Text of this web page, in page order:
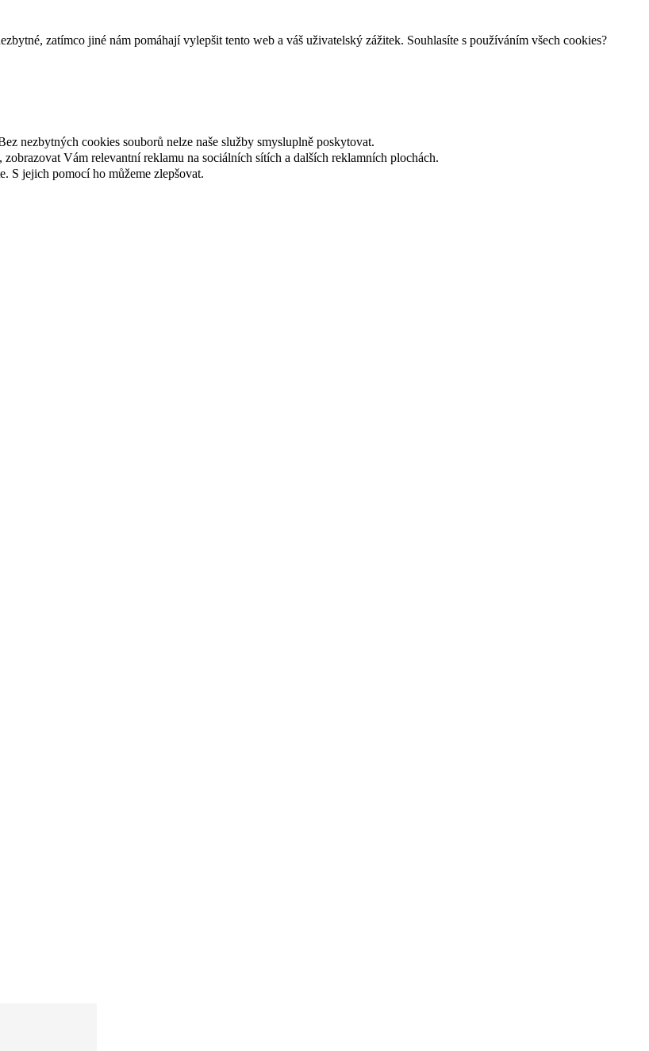
zatímco jiné nám pomáhají vylepšit tento web a váš uživatelský zážitek. Souhlasíte s používáním všech cookies?
nezbytných cookies souborů nelze naše služby smysluplně poskytovat.
Vám relevantní reklamu na sociálních sítích a dalších reklamních plochách.
S jejich pomocí ho můžeme zlepšovat.